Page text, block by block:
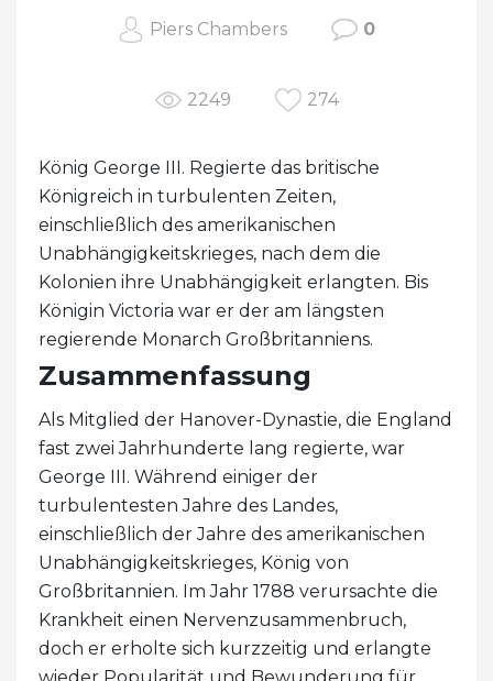
Piers Chambers 0
2249 274
König George III. Regierte das britische
Königreich in turbulenten Zeiten,
einschließlich des amerikanischen
Unabhängigkeitskrieges, nach dem die
Kolonien ihre Unabhängigkeit erlangten. Bis
Königin Victoria war er der am längsten
regierende Monarch Großbritanniens.
Zusammenfassung
Als Mitglied der Hanover-Dynastie, die England
fast zwei Jahrhunderte lang regierte, war
George III. Während einiger der
turbulentesten Jahre des Landes,
einschließlich der Jahre des amerikanischen
Unabhängigkeitskrieges, König von
Großbritannien. Im Jahr 1788 verursachte die
Krankheit einen Nervenzusammenbruch,
doch er erholte sich kurzzeitig und erlangte